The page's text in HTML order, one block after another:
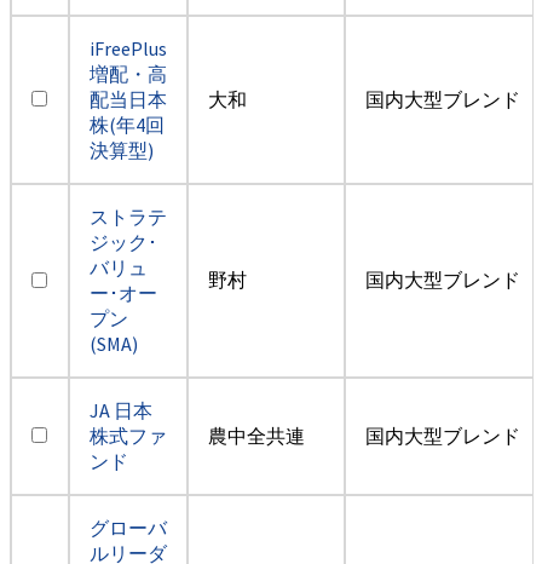
iFreePlus
増配・高
配当日本
株(年4回
決算型)
大和 国内大型ブレンド
ストラテ
ジック･
バリュ
ー･オー
プン
(SMA)
野村 国内大型ブレンド
JA 日本
株式ファ
ンド
農中全共連 国内大型ブレンド
グローバ
ルリーダ